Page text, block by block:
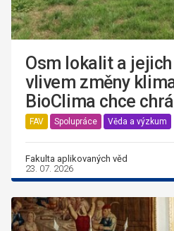
Osm lokalit a
vlivem změny
BioClima chce
FAV Spolupráce Věda a výzkum
Fakulta aplikovaných věd
23. 07. 2026